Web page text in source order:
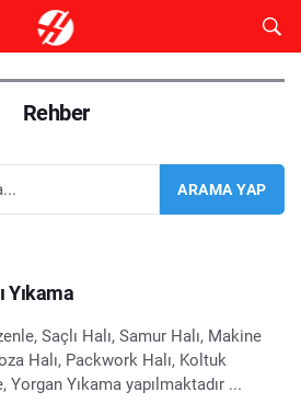
Rehber
Yıkama
Saçlı Halı, Samur Halı, Makine
Halı, Packwork Halı, Koltuk
Yorgan Yıkama yapılmaktadır ...